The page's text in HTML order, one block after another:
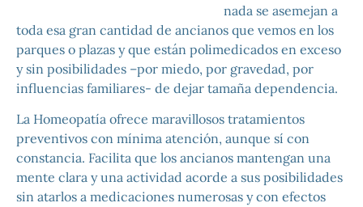
nada se asemejan a
toda esa gran cantidad de ancianos que vemos en los
parques o plazas y que están polimedicados en exceso
y sin posibilidades –por miedo, por gravedad, por
influencias familiares- de dejar tamaña dependencia.
La Homeopatía ofrece maravillosos tratamientos
preventivos con mínima atención, aunque sí con
constancia. Facilita que los ancianos mantengan una
mente clara y una actividad acorde a sus posibilidades
sin atarlos a medicaciones numerosas y con efectos